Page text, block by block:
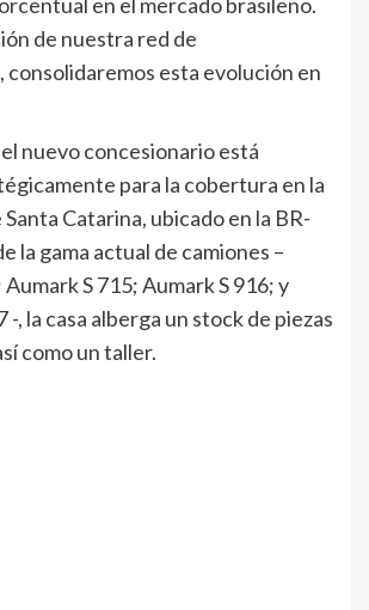
de nuestra red de
esta evolución en
el nuevo concesionario está
para la cobertura en la
Catarina, ubicado en la BR-
la gama actual de camiones –
S 715; Aumark S 916; y
-, la casa alberga un stock de piezas
como un taller.